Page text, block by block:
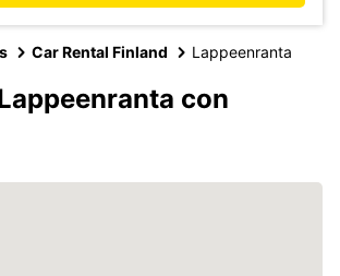
Car Rental Finland Lappeenranta
con